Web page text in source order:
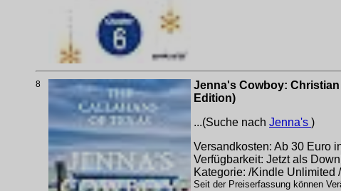
8
Jenna's Cowboy:
Edition)
...(Suche nach Jenna's )
Versandkosten: Ab 30 Euro
Verfügbarkeit: Jetzt als
Kategorie: /Kindle Unlimited
Seit der Preiserfassung können